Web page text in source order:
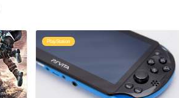
PlayStation